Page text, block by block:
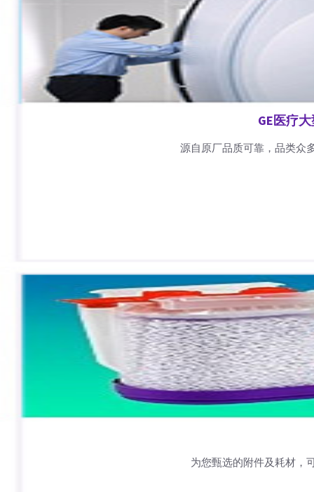
GE医疗
源自原厂品质可靠，品类众
为您甄选的附件及耗材，